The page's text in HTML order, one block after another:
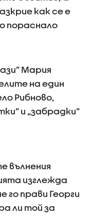
как се e
пораснало
Мария
на един
Рибново,
и „забрадки”
вълнения
изглежда
го прави Георги
ли той за